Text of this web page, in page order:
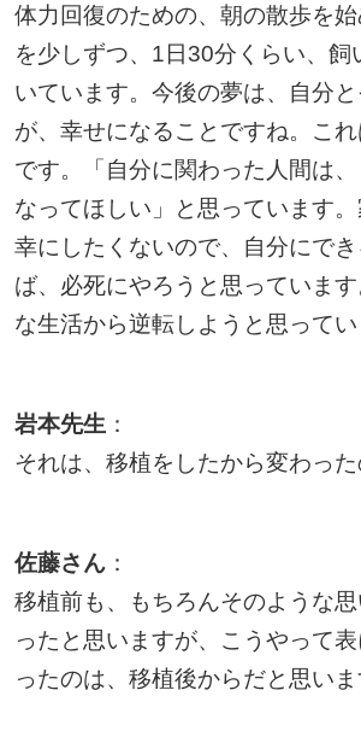
体力回復のための、朝の散歩を
を少しずつ、1日30分くらい、飼
いています。今後の夢は、自分
が、幸せになることですね。こ
です。「自分に関わった人間は
なってほしい」と思っています
幸にしたくないので、自分にで
ば、必死にやろうと思っていま
な生活から逆転しようと思ってい
岩本先生 ：
それは、移植をしたから変わった
佐藤さん：
移植前も、もちろんそのような
ったと思いますが、こうやって
ったのは、移植後からだと思いま